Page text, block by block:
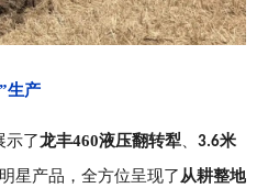
生产
示了龙丰460液压翻转犁 3.6米
星产品，全方位呈现了从耕整地